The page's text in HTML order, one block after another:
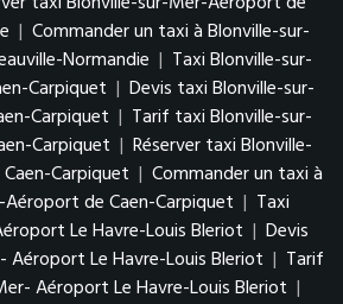
| Commander un taxi à Blonville-sur-
Normandie | Taxi Blonville-sur-
Carpiquet | Devis taxi Blonville-sur-
Carpiquet | Tarif taxi Blonville-sur-
Carpiquet | Réserver taxi Blonville-
Carpiquet | Commander un taxi à
de Caen-Carpiquet | Taxi
Le Havre-Louis Bleriot | Devis
Aéroport Le Havre-Louis Bleriot | Tarif
Aéroport Le Havre-Louis Bleriot |